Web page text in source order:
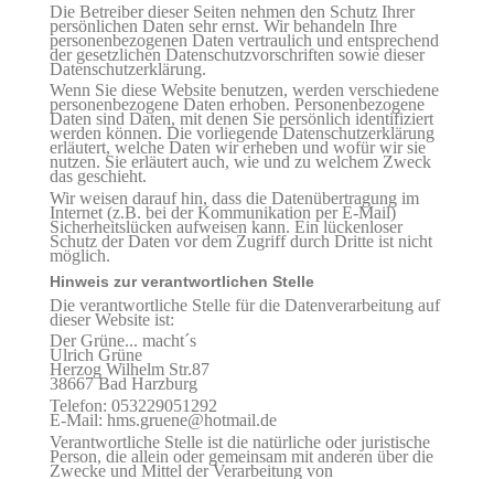
Die Betreiber dieser Seiten nehmen den Schutz Ihrer
persönlichen Daten sehr ernst. Wir behandeln Ihre
personenbezogenen Daten vertraulich und entsprechend
der gesetzlichen Datenschutzvorschriften sowie dieser
Datenschutzerklärung.
Wenn Sie diese Website benutzen, werden verschiedene
personenbezogene Daten erhoben. Personenbezogene
Daten sind Daten, mit denen Sie persönlich identifiziert
werden können. Die vorliegende Datenschutzerklärung
erläutert, welche Daten wir erheben und wofür wir sie
nutzen. Sie erläutert auch, wie und zu welchem Zweck
das geschieht.
Wir weisen darauf hin, dass die Datenübertragung im
Internet (z.B. bei der Kommunikation per E-Mail)
Sicherheitslücken aufweisen kann. Ein lückenloser
Schutz der Daten vor dem Zugriff durch Dritte ist nicht
möglich.
Hinweis zur verantwortlichen Stelle
Die verantwortliche Stelle für die Datenverarbeitung auf
dieser Website ist:
Der Grüne... macht´s
Ulrich Grüne
Herzog Wilhelm Str.87
38667 Bad Harzburg
Telefon: 053229051292
E-Mail: hms.gruene@hotmail.de
Verantwortliche Stelle ist die natürliche oder juristische
Person, die allein oder gemeinsam mit anderen über die
Zwecke und Mittel der Verarbeitung von